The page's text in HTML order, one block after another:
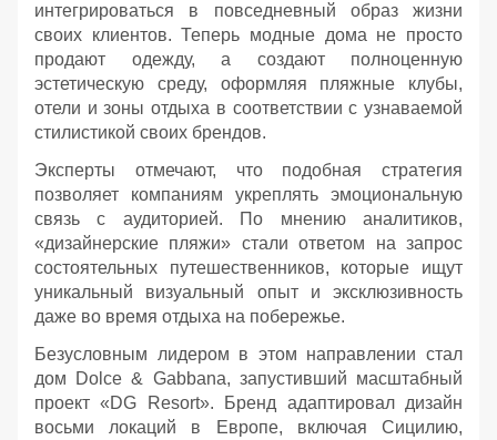
интегрироваться в повседневный образ жизни
своих клиентов. Теперь модные дома не просто
продают одежду, а создают полноценную
эстетическую среду, оформляя пляжные клубы,
отели и зоны отдыха в соответствии с узнаваемой
стилистикой своих брендов.
Эксперты отмечают, что подобная стратегия
позволяет компаниям укреплять эмоциональную
связь с аудиторией. По мнению аналитиков,
«дизайнерские пляжи» стали ответом на запрос
состоятельных путешественников, которые ищут
уникальный визуальный опыт и эксклюзивность
даже во время отдыха на побережье.
Безусловным лидером в этом направлении стал
дом Dolce & Gabbana, запустивший масштабный
проект «DG Resort». Бренд адаптировал дизайн
восьми локаций в Европе, включая Сицилию,